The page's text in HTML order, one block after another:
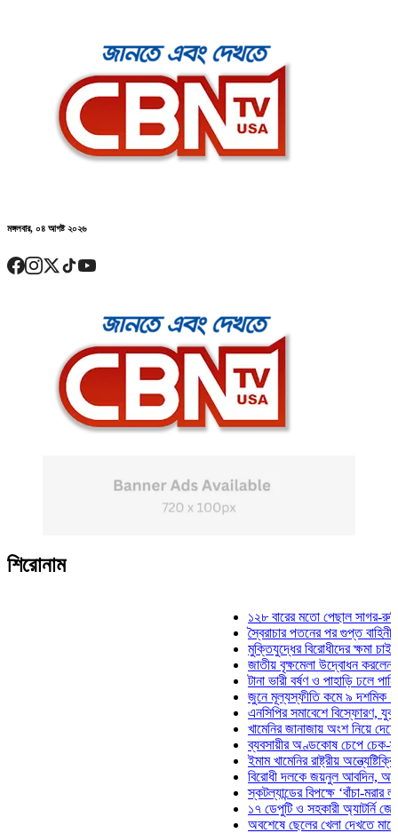
মঙ্গলবার, ০৪ আগষ্ট ২০২৬
শিরোনাম
১২৮ বারের মতো পেছাল সাগর-রুনি
স্বৈরাচার পতনের পর গুপ্ত বাহিনীর
মুক্তিযুদ্ধের বিরোধীদের ক্ষমা চাইতে
জাতীয় বৃক্ষমেলা উদ্বোধন করলেন
টানা ভারী বর্ষণ ও পাহাড়ি ঢলে পানিবন্দি
জুনে মূল্যস্ফীতি কমে ৯ দশমিক ১৬
এনসিপির সমাবেশে বিস্ফোরণ,
খামেনির জানাজায় অংশ নিয়ে দেশে
ব্যবসায়ীর অণ্ডকোষ চেপে চেক-
ইমাম খামেনির রাষ্ট্রীয়
বিরোধী দলকে জয়নুল আবদিন, আপনারা
স্কটল্যান্ডের বিপক্ষে ‘বাঁচা-মরার
১৭ ডেপুটি ও সহকারী অ্যাটর্নি
অবশেষে ছেলের খেলা দেখতে মাঠে